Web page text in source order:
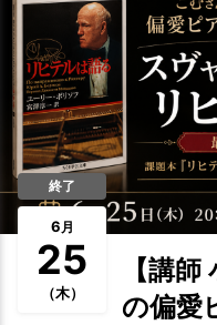
終了
6月
25
（木）
【講
の偏愛